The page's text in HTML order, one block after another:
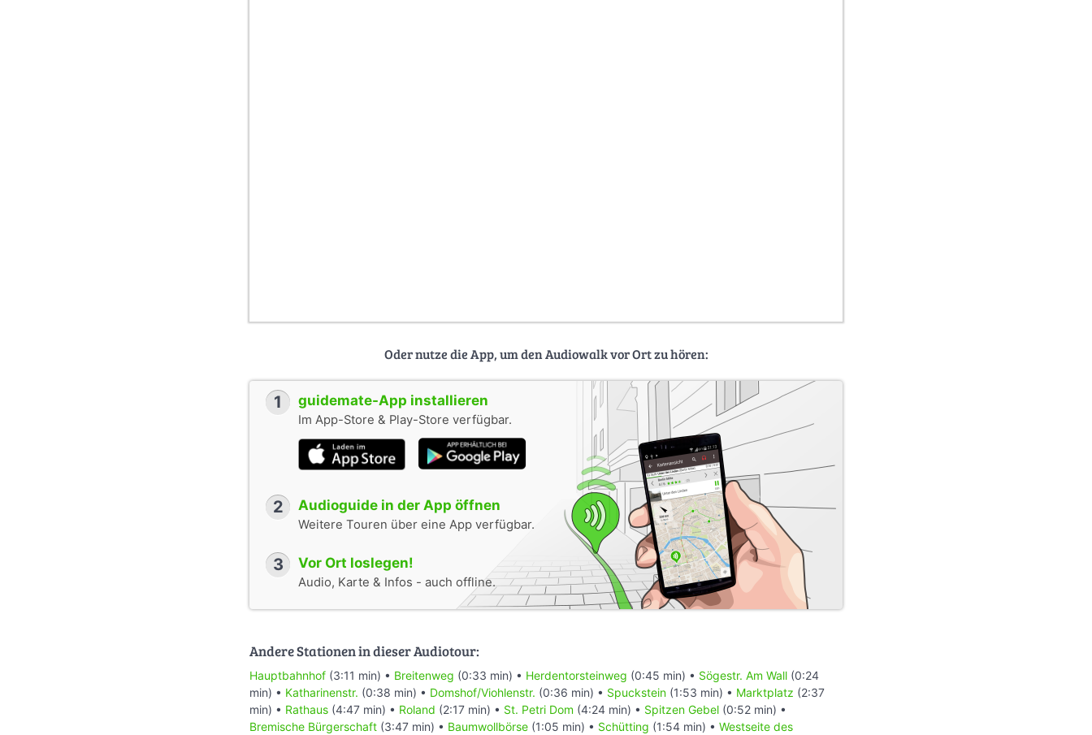
Oder nutze die App, um den Audiowalk vor Ort zu hören:
1 guidemate-App installieren
Im App-Store & Play-Store verfügbar.
2 Audioguide in der App öffnen
Weitere Touren über eine App verfügbar.
3 Vor Ort loslegen!
Audio, Karte & Infos - auch offline.
Andere Stationen in dieser Audiotour:
Hauptbahnhof (3:11 min) • Breitenweg (0:33 min) • Herdentorsteinweg (0:45 min) • Sögestr. Am Wall (0:24
min) • Katharinenstr. (0:38 min) • Domshof/Viohlenstr. (0:36 min) • Spuckstein (1:53 min) • Marktplatz (2:37
min) • Rathaus (4:47 min) • Roland (2:17 min) • St. Petri Dom (4:24 min) • Spitzen Gebel (0:52 min) •
Bremische Bürgerschaft (3:47 min) • Baumwollbörse (1:05 min) • Schütting (1:54 min) • Westseite des